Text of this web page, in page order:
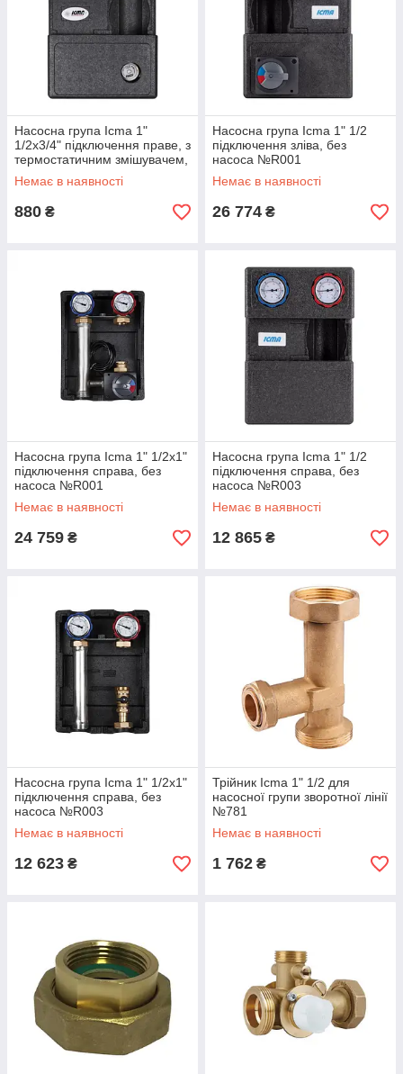
Насосна група Icma 1"
1/2x3/4" підключення праве, з
термостатичним змішувачем,
без насоса №R004
Немає в наявності
880 ₴
Насосна група Icma 1" 1/2
підключення зліва, без
насоса №R001
Немає в наявності
26 774 ₴
Насосна група Icma 1" 1/2х1"
підключення справа, без
насоса №R001
Немає в наявності
24 759 ₴
Насосна група Icma 1" 1/2
підключення справа, без
насоса №R003
Немає в наявності
12 865 ₴
Насосна група Icma 1" 1/2х1"
підключення справа, без
насоса №R003
Немає в наявності
12 623 ₴
Трійник Icma 1" 1/2 для
насосної групи зворотної лінії
№781
Немає в наявності
1 762 ₴